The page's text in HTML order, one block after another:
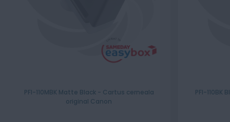
PFI-110MBK Matte Black - Cartus cerneala
original Canon
PFI-